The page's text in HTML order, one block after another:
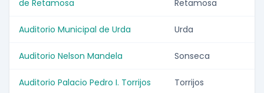
de Retamosa
Retamosa
Auditorio Municipal de Urda Urda
Auditorio Nelson Mandela Sonseca
Auditorio Palacio Pedro I. Torrijos Torrijos